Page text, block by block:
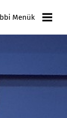
Menük
Galéria
Galéria